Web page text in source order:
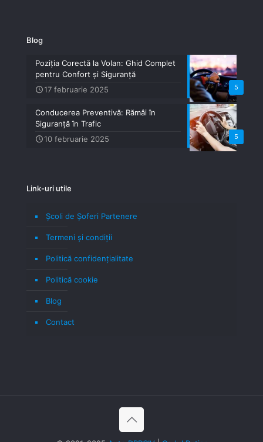
Blog
5
Poziția Corectă la Volan: Ghid Complet
pentru Confort și Siguranță
17 februarie 2025
5
Conducerea Preventivă: Rămâi în
Siguranță în Trafic
10 februarie 2025
Link-uri utile
Școli de Șoferi Partenere
Termeni şi condiţii
Politică confidenţialitate
Politică cookie
Blog
Contact